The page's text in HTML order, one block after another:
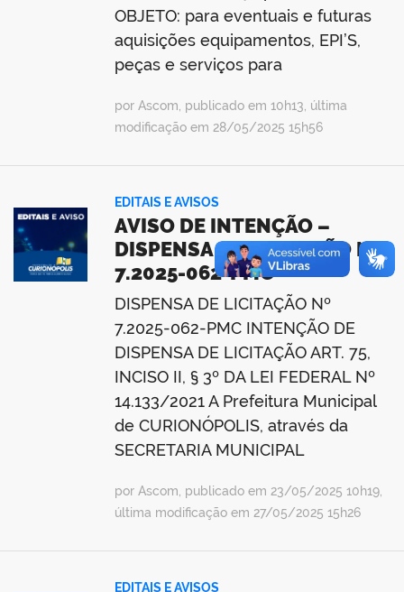
OBJETO: para eventuais e futuras
aquisições equipamentos, EPI’S,
peças e serviços para
por Ascom, publicado em 10h13, última
modificação em 28/05/2025 15h56
EDITAIS E AVISOS
AVISO DE INTENÇÃO –
DISPENSA DE LICITAÇÃO Nº
7.2025-062-PMC
DISPENSA DE LICITAÇÃO Nº
7.2025-062-PMC INTENÇÃO DE
DISPENSA DE LICITAÇÃO ART. 75,
INCISO II, § 3º DA LEI FEDERAL Nº
14.133/2021 A Prefeitura Municipal
de CURIONÓPOLIS, através da
SECRETARIA MUNICIPAL
por Ascom, publicado em 23/05/2025 10h19,
última modificação em 27/05/2025 15h26
EDITAIS E AVISOS